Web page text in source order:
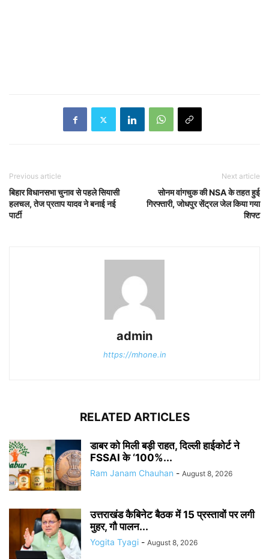
Previous article
बिहार विधानसभा चुनाव से पहले सियासी
हलचल, तेज प्रताप यादव ने बनाई नई
पार्टी
Next article
सोनम वांगचुक की NSA के तहत हुई
गिरफ्तारी, जोधपुर सेंट्रल जेल किया गया
शिफ्ट
admin
https://mhone.in
RELATED ARTICLES
डाबर को मिली बड़ी राहत, दिल्ली हाईकोर्ट ने
FSSAI के ‘100%...
Ram Janam Chauhan - August 8, 2026
उत्तराखंड कैबिनेट बैठक में 15 प्रस्तावों पर लगी
मुहर, गौ पालन...
Yogita Tyagi - August 8, 2026